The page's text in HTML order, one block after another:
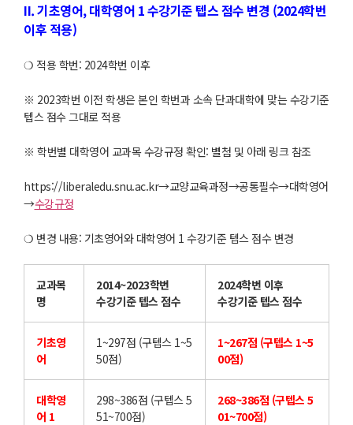
II. 기초영어, 대학영어 1 수강기준 텝스 점수 변경 (2024학번
이후 적용)
❍ 적용 학번: 2024학번 이후
※ 2023학번 이전 학생은 본인 학번과 소속 단과대학에 맞는 수강기준
텝스 점수 그대로 적용
※ 학번별 대학영어 교과목 수강규정 확인: 별첨 및 아래 링크 참조
https://liberaledu.snu.ac.kr→교양교육과정→공통필수→대학영어
→수강규정
❍ 변경 내용: 기초영어와 대학영어 1 수강기준 텝스 점수 변경
교과목
명
2014~2023학번
수강기준 텝스 점수
2024학번 이후
수강기준 텝스 점수
기초영
어
1~297점 (구텝스 1~5
50점)
1~267점 (구텝스 1~5
00점)
대학영
어 1
298~386점 (구텝스 5
51~700점)
268~386점 (구텝스 5
01~700점)